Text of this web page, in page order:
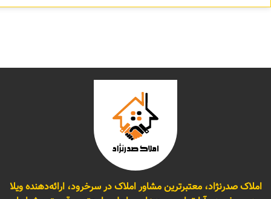
املاک صدرنژاد، معتبرترین مشاور املاک در سرخرود، ارائه‌دهنده ویلا